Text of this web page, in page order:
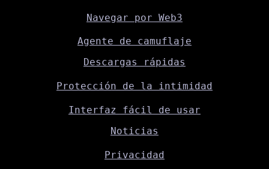
Navegar por Web3
Agente de camuflaje
Descargas rápidas
Protección de la intimidad
Interfaz fácil de usar
Noticias
Privacidad